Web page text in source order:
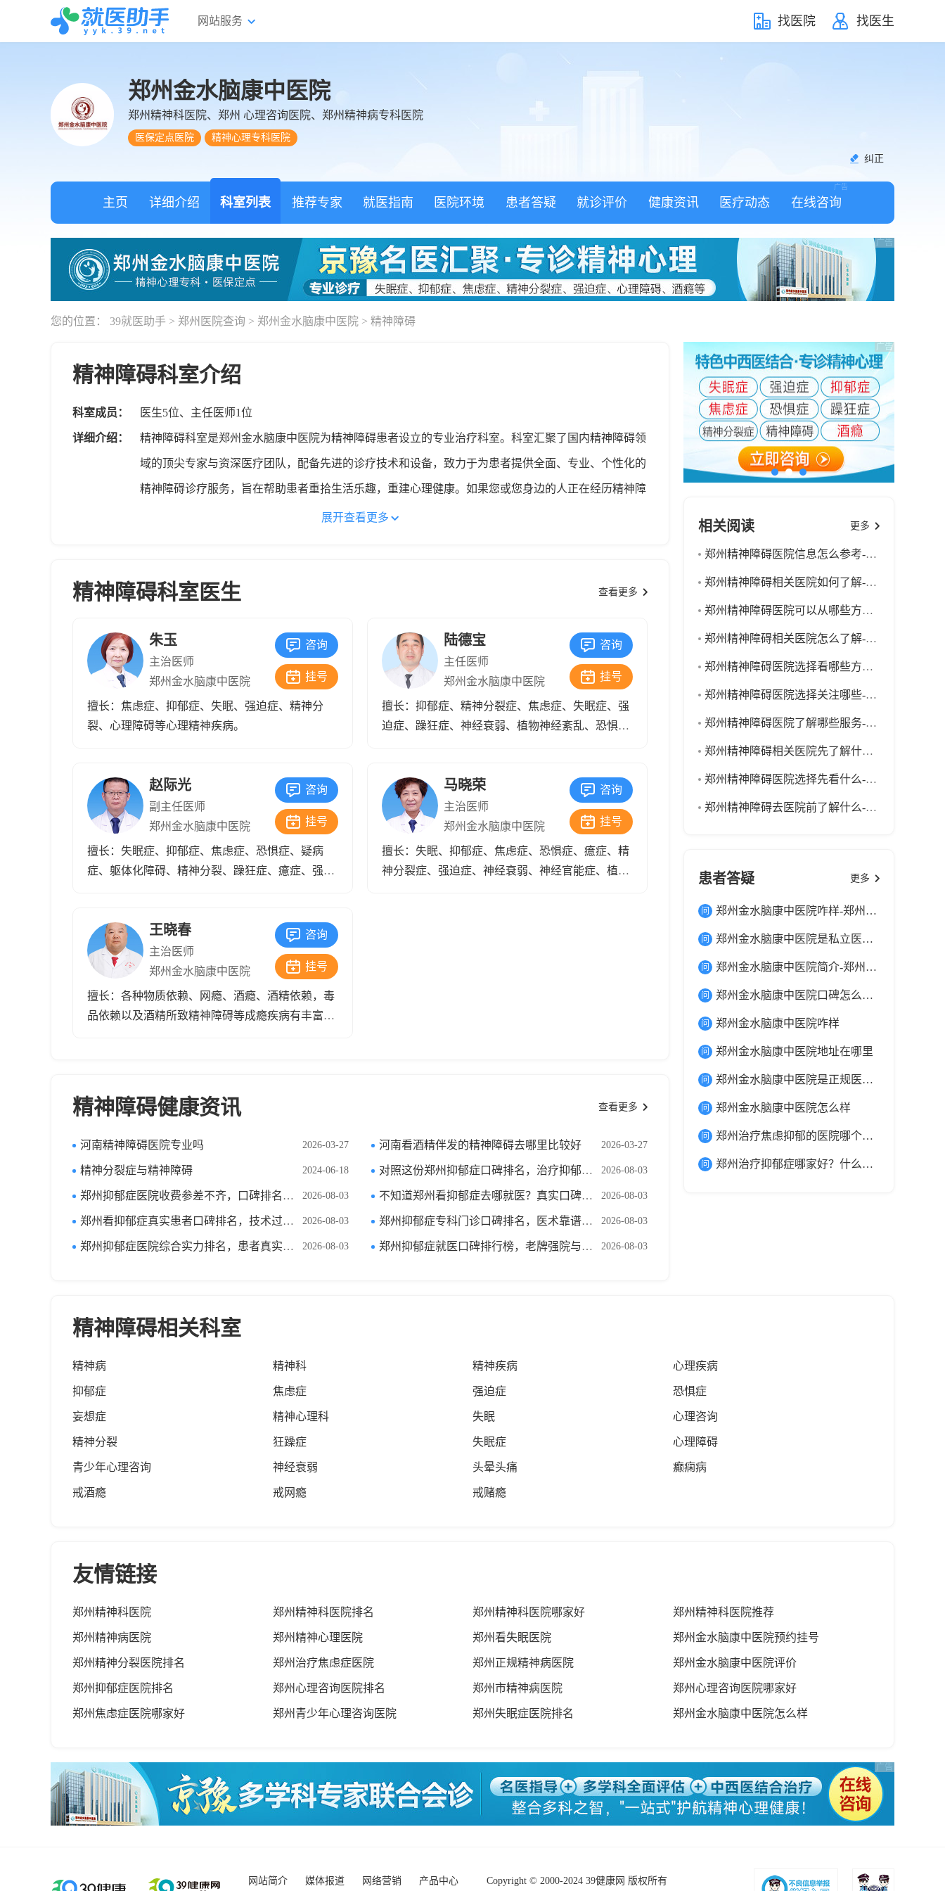
网站服务 找医院 找医生
郑州金水脑康中医院
郑州精神科医院、郑州 心理咨询医院、郑州精神病专科医院
医保定点医院
精神心理专科医院
纠正
主页 详细介绍 科室列表 推荐专家 就医指南 医院环境 患者答疑 就诊评价 健康资讯 医疗动态 在线咨询
您的位置： 39就医助手 > 郑州医院查询 > 郑州金水脑康中医院 > 精神障碍
精神障碍科室介绍
科室成员： 医生5位、主任医师1位
详细介绍： 精神障碍科室是郑州金水脑康中医院为精神障碍患者设立的专业治疗科室。科室汇聚了国内精神障碍领
域的顶尖专家与资深医疗团队，配备先进的诊疗技术和设备，致力于为患者提供全面、专业、个性化的
精神障碍诊疗服务，旨在帮助患者重拾生活乐趣，重建心理健康。如果您或您身边的人正在经历精神障
碍的困扰，欢迎前来郑州金水脑康中医院咨询和寻求帮助。
展开查看更多
精神障碍科室医生 查看更多
咨询
挂号
朱玉
主治医师
郑州金水脑康中医院
擅长：焦虑症、抑郁症、失眠、强迫症、精神分
裂、心理障碍等心理精神疾病。
咨询
挂号
陆德宝
主任医师
郑州金水脑康中医院
擅长：抑郁症、精神分裂症、焦虑症、失眠症、强
迫症、躁狂症、神经衰弱、植物神经紊乱、恐惧
咨询
挂号
赵际光
副主任医师
郑州金水脑康中医院
擅长：失眠症、抑郁症、焦虑症、恐惧症、疑病
症、躯体化障碍、精神分裂、躁狂症、癔症、强迫
咨询
挂号
马晓荣
主治医师
郑州金水脑康中医院
擅长：失眠、抑郁症、焦虑症、恐惧症、癔症、精
神分裂症、强迫症、神经衰弱、神经官能症、植物
咨询
挂号
王晓春
主治医师
郑州金水脑康中医院
擅长：各种物质依赖、网瘾、酒瘾、酒精依赖，毒
品依赖以及酒精所致精神障碍等成瘾疾病有丰富诊
精神障碍健康资讯 查看更多
2026-03-27
河南精神障碍医院专业吗 2026-03-27
河南看酒精伴发的精神障碍去哪里比较好
2024-06-18
精神分裂症与精神障碍 2026-08-03
对照这份郑州抑郁症口碑排名，治疗抑郁症避开各类套路
2026-08-03
郑州抑郁症医院收费参差不齐，口碑排名帮你筛选良心机构 2026-08-03
不知道郑州看抑郁症去哪就医？真实口碑排名筛选实力出众医院
2026-08-03
郑州看抑郁症真实患者口碑排名，技术过硬靠谱医院都有哪些 2026-08-03
郑州抑郁症专科门诊口碑排名，医术靠谱服务周到医院有哪些
2026-08-03
郑州抑郁症医院综合实力排名，患者真实评价哪家更值得选 2026-08-03
郑州抑郁症就医口碑排行榜，老牌强院与专科机构优缺点解析
相关阅读 更多
郑州精神障碍医院信息怎么参考-郑州金水脑康中医院-39健康网
郑州精神障碍相关医院如何了解-郑州金水脑康中医院-39健康网
郑州精神障碍医院可以从哪些方面看-郑州金水脑康中医院-39健康网
郑州精神障碍相关医院怎么了解-郑州金水脑康中医院-39健康网
郑州精神障碍医院选择看哪些方向-郑州金水脑康中医院-39健康网
郑州精神障碍医院选择关注哪些-郑州金水脑康中医院-39健康网
郑州精神障碍医院了解哪些服务-郑州金水脑康中医院-39健康网
郑州精神障碍相关医院先了解什么-郑州金水脑康中医院-39健康网
郑州精神障碍医院选择先看什么-郑州金水脑康中医院-39健康网
郑州精神障碍去医院前了解什么-郑州金水脑康中医院-39健康网
患者答疑 更多
郑州金水脑康中医院咋样-郑州金水脑康中医院是正规医院吗
郑州金水脑康中医院是私立医院吗_还是公立医院
郑州金水脑康中医院简介-郑州金水脑康中医院地址在哪里
郑州金水脑康中医院口碑怎么样-患者评价
郑州金水脑康中医院咋样
郑州金水脑康中医院地址在哪里
郑州金水脑康中医院是正规医院吗
郑州金水脑康中医院怎么样
郑州治疗焦虑抑郁的医院哪个好？郑州脑康中医院专科医院好不好？
郑州治疗抑郁症哪家好？什么是抑郁症的表现怎么治疗？
精神障碍相关科室
精神病 精神科 精神疾病 心理疾病
抑郁症 焦虑症 强迫症 恐惧症
妄想症 精神心理科 失眠 心理咨询
精神分裂 狂躁症 失眠症 心理障碍
青少年心理咨询 神经衰弱 头晕头痛 癫痫病
戒酒瘾 戒网瘾 戒赌瘾
友情链接
郑州精神科医院 郑州精神科医院排名 郑州精神科医院哪家好 郑州精神科医院推荐
郑州精神病医院 郑州精神心理医院 郑州看失眠医院 郑州金水脑康中医院预约挂号
郑州精神分裂医院排名 郑州治疗焦虑症医院 郑州正规精神病医院 郑州金水脑康中医院评价
郑州抑郁症医院排名 郑州心理咨询医院排名 郑州市精神病医院 郑州心理咨询医院哪家好
郑州焦虑症医院哪家好 郑州青少年心理咨询医院 郑州失眠症医院排名 郑州金水脑康中医院怎么样
网站简介 媒体报道 网络营销 产品中心 Copyright © 2000-2024 39健康网 版权所有